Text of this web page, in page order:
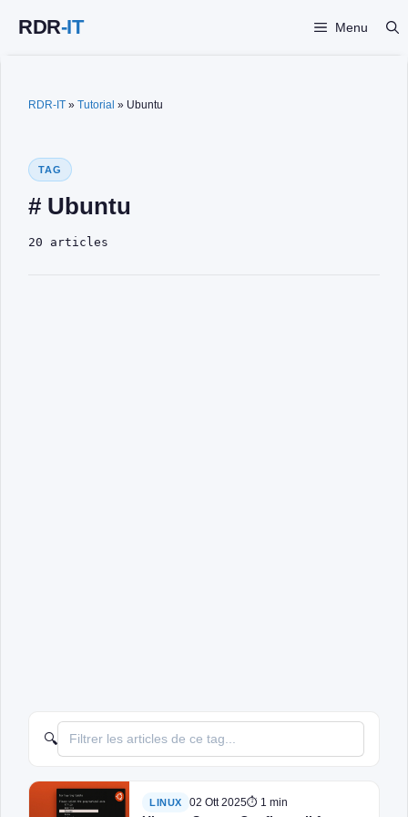
Menu
RDR-IT » Tutorial » Ubuntu
TAG
# Ubuntu
20 articles
🔍
LINUX 02 Ott 2025⏱ 1 min